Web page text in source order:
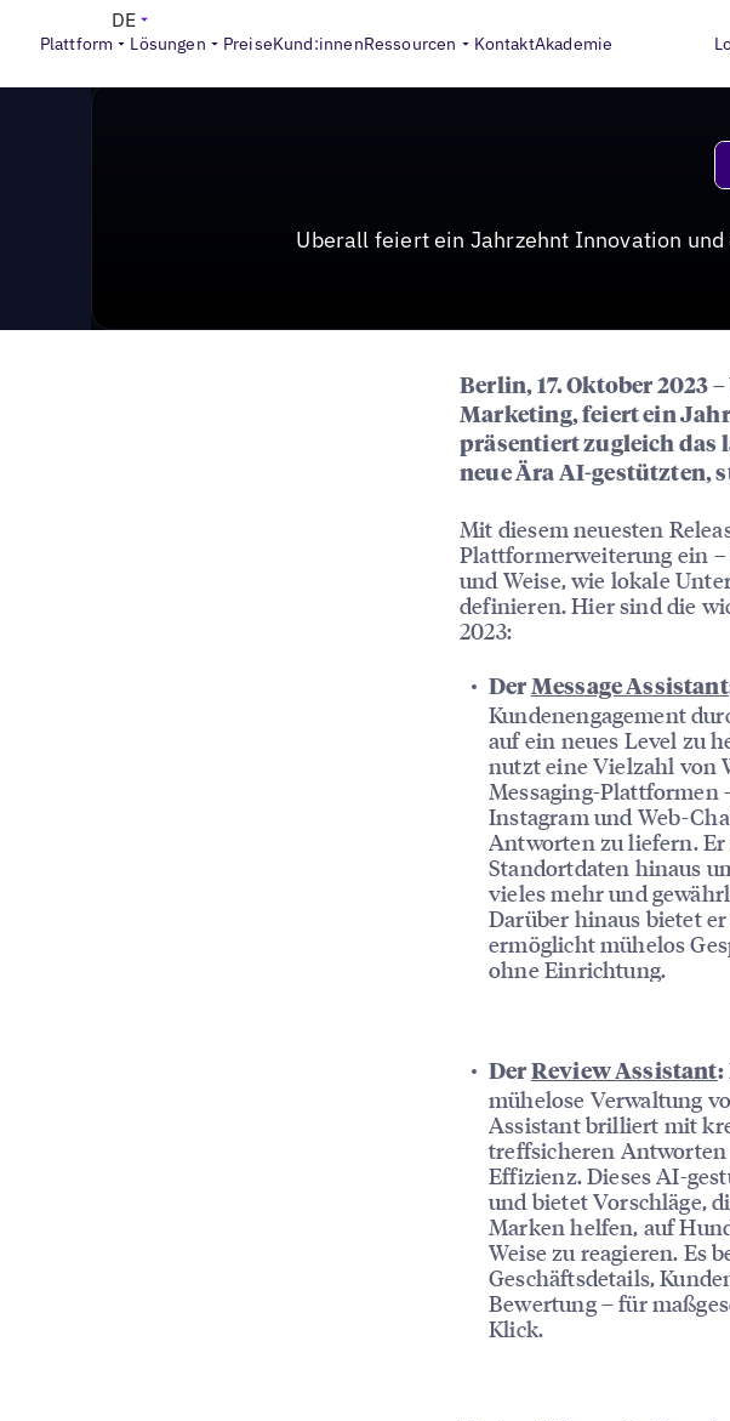
Plattform Lösungen PreiseKund:innenRessourcen KontaktAkademie
DE
News & Press Uberall feiert ein Jahrzehnt Innovation und ebnet den Weg
Uberall feiert ein Jahrzehnt Innovation
Berlin, 17. Oktober 2023
Marketing, feiert ein
präsentiert zugleich das
neue Ära AI-gestützten,
Mit diesem neuesten
Plattformerweiterung ein
und Weise, wie lokale
definieren. Hier sind die
2023:
Der Message Assistant
Kundenengagement
auf ein neues Level zu
nutzt eine Vielzahl von
Messaging-Plattformen
Instagram und Web-
Antworten zu liefern.
Standortdaten hinaus
vieles mehr und
Darüber hinaus bietet
ermöglicht mühelos
ohne Einrichtung.
Der Review Assistant:
mühelose Verwaltung
Assistant brilliert mit
treffsicheren
Effizienz. Dieses AI-
und bietet Vorschläge,
Marken helfen, auf
Weise zu reagieren. Es
Geschäftsdetails,
Bewertung – für
Klick.